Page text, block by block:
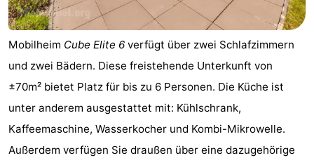
Mobilheim Cube Elite 6 verfügt über zwei Schlafzimmern
und zwei Bädern. Diese freistehende Unterkunft von
±70m² bietet Platz für bis zu 6 Personen. Die Küche ist
unter anderem ausgestattet mit: Kühlschrank,
Kaffeemaschine, Wasserkocher und Kombi-Mikrowelle.
Außerdem verfügen Sie draußen über eine dazugehörige